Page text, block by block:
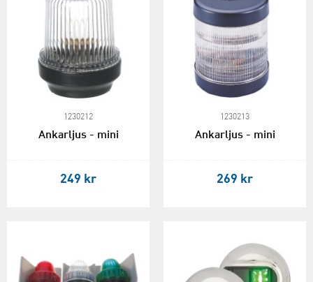
1230212
Ankarljus - mini
249 kr
1230213
Ankarljus - mini
269 kr